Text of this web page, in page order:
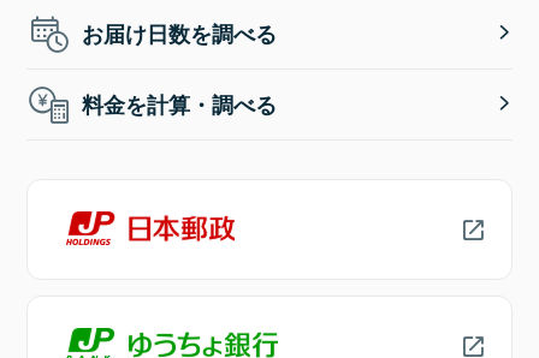
お届け日数を調べる
料金を計算・調べる